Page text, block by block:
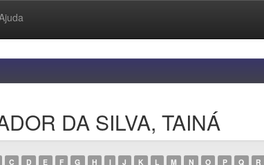
DA SILVA, TAINÁ
C D E F G H I J K L M N O P Q R